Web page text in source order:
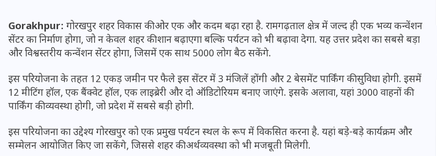
Gorakhpur: गोरखपुर शहर विकास की ओर एक और कदम बढ़ा रहा है. रामगढ़ताल क्षेत्र में जल्द ही एक भव्य कन्वेंशन
सेंटर का निर्माण होगा, जो न केवल शहर की शान बढ़ाएगा बल्कि पर्यटन को भी बढ़ावा देगा. यह उत्तर प्रदेश का सबसे बड़ा
और विश्वस्तरीय कन्वेंशन सेंटर होगा, जिसमें एक साथ 5000 लोग बैठ सकेंगे.
इस परियोजना के तहत 12 एकड़ जमीन पर फैले इस सेंटर में 3 मंजिलें होंगी और 2 बेसमेंट पार्किंग की सुविधा होगी. इसमें
12 मीटिंग हॉल, एक बैंक्वेट हॉल, एक लाइब्रेरी और दो ऑडिटोरियम बनाए जाएंगे. इसके अलावा, यहां 3000 वाहनों की
पार्किंग की व्यवस्था होगी, जो प्रदेश में सबसे बड़ी होगी.
इस परियोजना का उद्देश्य गोरखपुर को एक प्रमुख पर्यटन स्थल के रूप में विकसित करना है. यहां बड़े-बड़े कार्यक्रम और
सम्मेलन आयोजित किए जा सकेंगे, जिससे शहर की अर्थव्यवस्था को भी मजबूती मिलेगी.